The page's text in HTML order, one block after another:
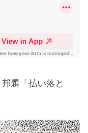
題「払い落と